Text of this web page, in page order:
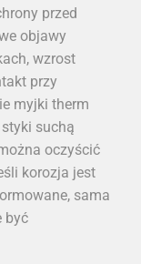
przed
objawy
wzrost
przy
myjki therm
suchą
oczyścić
korozja jest
sama
być